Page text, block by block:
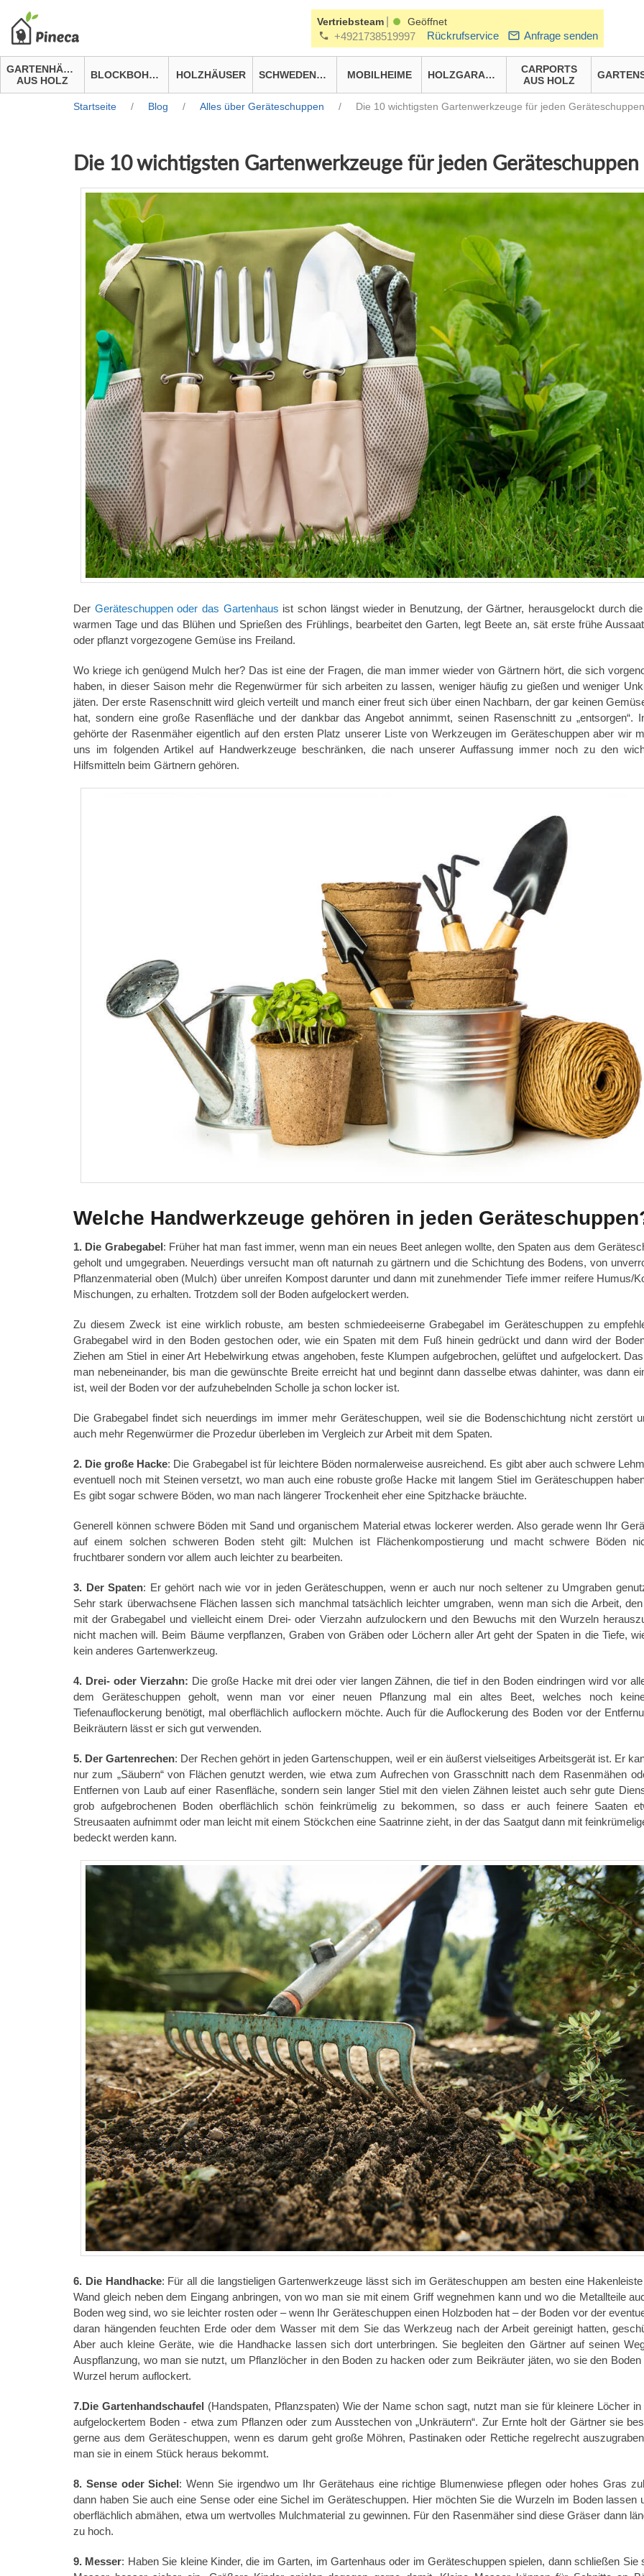
Vertriebsteam Geöffnet
+4921738519997 Rückrufservice Anfrage senden
GARTENHÄUSER
AUS HOLZ
BLOCKBOHLENHÄUSER HOLZHÄUSER SCHWEDENHÄUSER MOBILHEIME HOLZGARAGEN
CARPORTS
AUS HOLZ
Startseite / Blog / Alles über Geräteschuppen / Die 10 wichtigsten Gartenwerkzeuge für jeden Geräteschuppen
Die 10 wichtigsten Gartenwerkzeuge für jeden Geräteschuppen
Der Geräteschuppen oder das Gartenhaus ist schon längst wieder in Benutzung, der Gärtner, herausgelockt durch
warmen Tage und das Blühen und Sprießen des Frühlings, bearbeitet den Garten, legt Beete an, sät erste frühe
oder pflanzt vorgezogene Gemüse ins Freiland.
Wo kriege ich genügend Mulch her? Das ist eine der Fragen, die man immer wieder von Gärtnern hört, die sich
haben, in dieser Saison mehr die Regenwürmer für sich arbeiten zu lassen, weniger häufig zu gießen und weniger
jäten. Der erste Rasenschnitt wird gleich verteilt und manch einer freut sich über einen Nachbarn, der gar keinen
hat, sondern eine große Rasenfläche und der dankbar das Angebot annimmt, seinen Rasenschnitt zu „entsorgen“.
gehörte der Rasenmäher eigentlich auf den ersten Platz unserer Liste von Werkzeugen im Geräteschuppen aber wir
uns im folgenden Artikel auf Handwerkzeuge beschränken, die nach unserer Auffassung immer noch zu den
Hilfsmitteln beim Gärtnern gehören.
Welche Handwerkzeuge gehören in jeden
1. Die Grabegabel: Früher hat man fast immer, wenn man ein neues Beet anlegen wollte, den Spaten aus dem
geholt und umgegraben. Neuerdings versucht man oft naturnah zu gärtnern und die Schichtung des Bodens, von
Pflanzenmaterial oben (Mulch) über unreifen Kompost darunter und dann mit zunehmender Tiefe immer reifere Humus/
Mischungen, zu erhalten. Trotzdem soll der Boden aufgelockert werden.
Zu diesem Zweck ist eine wirklich robuste, am besten schmiedeeiserne Grabegabel im Geräteschuppen zu
Grabegabel wird in den Boden gestochen oder, wie ein Spaten mit dem Fuß hinein gedrückt und dann wird der
Ziehen am Stiel in einer Art Hebelwirkung etwas angehoben, feste Klumpen aufgebrochen, gelüftet und aufgelockert.
man nebeneinander, bis man die gewünschte Breite erreicht hat und beginnt dann dasselbe etwas dahinter, was dann
ist, weil der Boden vor der aufzuhebelnden Scholle ja schon locker ist.
Die Grabegabel findet sich neuerdings im immer mehr Geräteschuppen, weil sie die Bodenschichtung nicht zerstört
auch mehr Regenwürmer die Prozedur überleben im Vergleich zur Arbeit mit dem Spaten.
2. Die große Hacke: Die Grabegabel ist für leichtere Böden normalerweise ausreichend. Es gibt aber auch schwere
eventuell noch mit Steinen versetzt, wo man auch eine robuste große Hacke mit langem Stiel im Geräteschuppen
Es gibt sogar schwere Böden, wo man nach längerer Trockenheit eher eine Spitzhacke bräuchte.
Generell können schwere Böden mit Sand und organischem Material etwas lockerer werden. Also gerade wenn Ihr
auf einem solchen schweren Boden steht gilt: Mulchen ist Flächenkompostierung und macht schwere Böden
fruchtbarer sondern vor allem auch leichter zu bearbeiten.
3. Der Spaten: Er gehört nach wie vor in jeden Geräteschuppen, wenn er auch nur noch seltener zu Umgraben
Sehr stark überwachsene Flächen lassen sich manchmal tatsächlich leichter umgraben, wenn man sich die Arbeit,
mit der Grabegabel und vielleicht einem Drei- oder Vierzahn aufzulockern und den Bewuchs mit den Wurzeln
nicht machen will. Beim Bäume verpflanzen, Graben von Gräben oder Löchern aller Art geht der Spaten in die Tiefe,
kein anderes Gartenwerkzeug.
4. Drei- oder Vierzahn: Die große Hacke mit drei oder vier langen Zähnen, die tief in den Boden eindringen wird vor
dem Geräteschuppen geholt, wenn man vor einer neuen Pflanzung mal ein altes Beet, welches noch
Tiefenauflockerung benötigt, mal oberflächlich auflockern möchte. Auch für die Auflockerung des Boden vor der
Beikräutern lässt er sich gut verwenden.
5. Der Gartenrechen: Der Rechen gehört in jeden Gartenschuppen, weil er ein äußerst vielseitiges Arbeitsgerät ist. Er
nur zum „Säubern“ von Flächen genutzt werden, wie etwa zum Aufrechen von Grasschnitt nach dem Rasenmähen
Entfernen von Laub auf einer Rasenfläche, sondern sein langer Stiel mit den vielen Zähnen leistet auch sehr gute
grob aufgebrochenen Boden oberflächlich schön feinkrümelig zu bekommen, so dass er auch feinere Saaten
Streusaaten aufnimmt oder man leicht mit einem Stöckchen eine Saatrinne zieht, in der das Saatgut dann mit
bedeckt werden kann.
6. Die Handhacke: Für all die langstieligen Gartenwerkzeuge lässt sich im Geräteschuppen am besten eine
Wand gleich neben dem Eingang anbringen, von wo man sie mit einem Griff wegnehmen kann und wo die Metallteile
Boden weg sind, wo sie leichter rosten oder – wenn Ihr Geräteschuppen einen Holzboden hat – der Boden vor der
daran hängenden feuchten Erde oder dem Wasser mit dem Sie das Werkzeug nach der Arbeit gereinigt hatten,
Aber auch kleine Geräte, wie die Handhacke lassen sich dort unterbringen. Sie begleiten den Gärtner auf seinen
Auspflanzung, wo man sie nutzt, um Pflanzlöcher in den Boden zu hacken oder zum Beikräuter jäten, wo sie den Boden
Wurzel herum auflockert.
7.Die Gartenhandschaufel (Handspaten, Pflanzspaten) Wie der Name schon sagt, nutzt man sie für kleinere Löcher in
aufgelockertem Boden - etwa zum Pflanzen oder zum Ausstechen von „Unkräutern“. Zur Ernte holt der Gärtner sie
gerne aus dem Geräteschuppen, wenn es darum geht große Möhren, Pastinaken oder Rettiche regelrecht
man sie in einem Stück heraus bekommt.
8. Sense oder Sichel: Wenn Sie irgendwo um Ihr Gerätehaus eine richtige Blumenwiese pflegen oder hohes Gras
dann haben Sie auch eine Sense oder eine Sichel im Geräteschuppen. Hier möchten Sie die Wurzeln im Boden lassen
oberflächlich abmähen, etwa um wertvolles Mulchmaterial zu gewinnen. Für den Rasenmäher sind diese Gräser dann
zu hoch.
9. Messer: Haben Sie kleine Kinder, die im Garten, im Gartenhaus oder im Geräteschuppen spielen, dann schließen Sie